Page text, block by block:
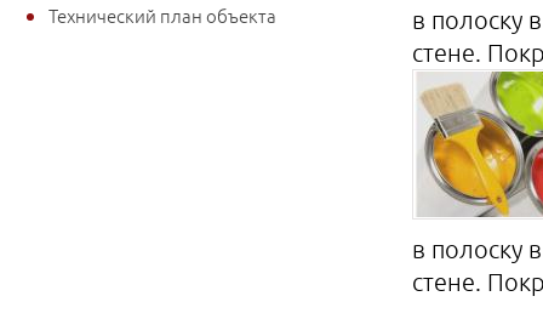
Технический план объекта
в полоску
стене.
в полоску
стене.